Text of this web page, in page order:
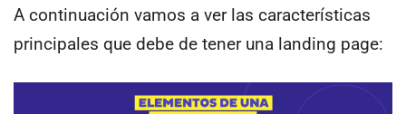
A continuación vamos a ver las características
principales que debe de tener una landing page: